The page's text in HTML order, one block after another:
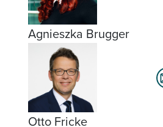
Agnieszka Brugger
Otto Fricke